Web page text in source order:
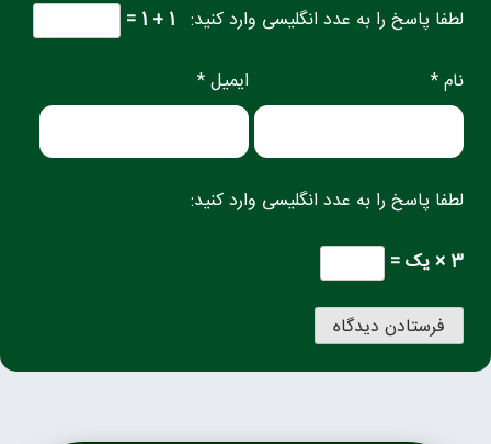
لطفا پاسخ را به عدد انگلیسی وارد کنید: 1 + 1 =
نام * ایمیل *
لطفا پاسخ را به عدد انگلیسی وارد کنید:
3 × یک =